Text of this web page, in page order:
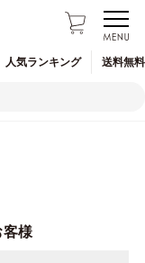
人気ランキング 送料無
様